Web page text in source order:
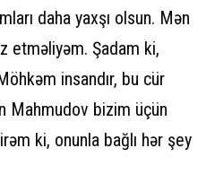
daha yaxşı olsun. Mən
etməliyəm. Şadam ki,
insandır, bu cür
Mahmudov bizim üçün
ki, onunla bağlı hər şey